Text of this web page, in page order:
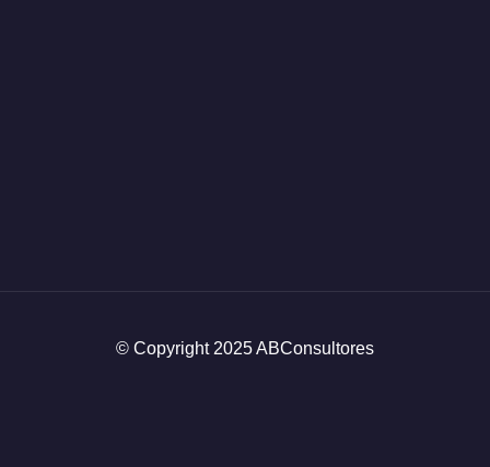
© Copyright 2025 ABConsultores